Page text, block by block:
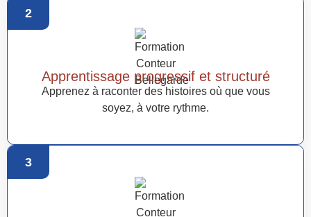
2
Apprentissage progressif et structuré
Apprenez à raconter des histoires où que vous
soyez, à votre rythme.
3